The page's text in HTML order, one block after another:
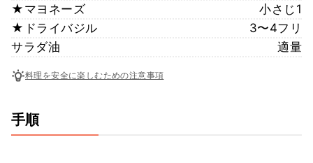
★マヨネーズ
小さじ1
★ドライバジル
3〜4フリ
サラダ油
適量
料理を安全に楽しむための注意事項
手順